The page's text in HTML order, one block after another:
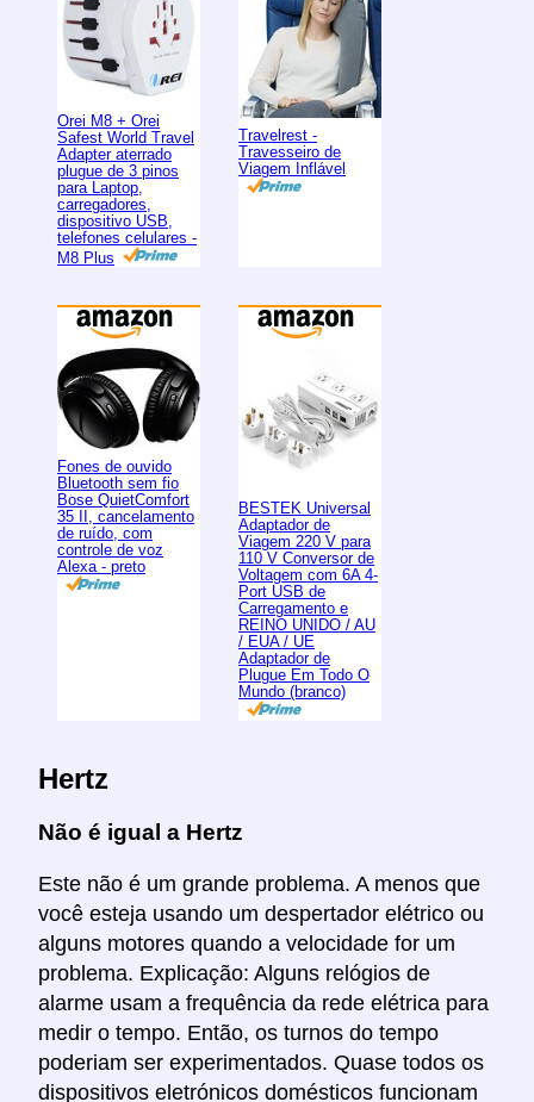
Orei M8 + Orei
Safest World Travel
Adapter aterrado
plugue de 3 pinos
para Laptop,
carregadores,
dispositivo USB,
telefones celulares -
M8 Plus
Travelrest -
Travesseiro de
Viagem Inflável
Fones de ouvido
Bluetooth sem fio
Bose QuietComfort
35 II, cancelamento
de ruído, com
controle de voz
Alexa - preto
BESTEK Universal
Adaptador de
Viagem 220 V para
110 V Conversor de
Voltagem com 6A 4-
Port USB de
Carregamento e
REINO UNIDO / AU
/ EUA / UE
Adaptador de
Plugue Em Todo O
Mundo (branco)
Hertz
Não é igual a Hertz
Este não é um grande problema. A menos que
você esteja usando um despertador elétrico ou
alguns motores quando a velocidade for um
problema. Explicação: Alguns relógios de
alarme usam a frequência da rede elétrica para
medir o tempo. Então, os turnos do tempo
poderiam ser experimentados. Quase todos os
dispositivos eletrónicos domésticos funcionam